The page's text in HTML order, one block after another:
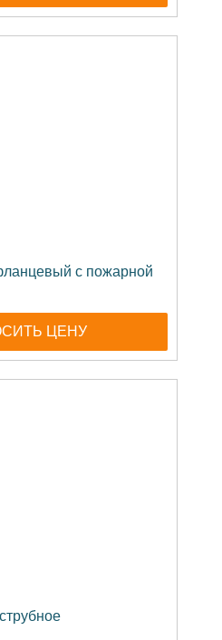
с пожарной
ЦЕНУ